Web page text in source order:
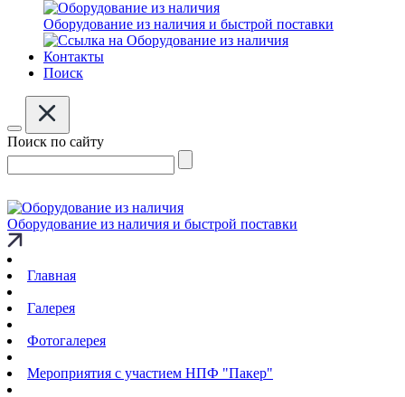
Оборудование из наличия и быстрой поставки
Контакты
Поиск
Поиск по сайту
Оборудование из наличия и быстрой поставки
Главная
Галерея
Фотогалерея
Мероприятия с участием НПФ "Пакер"